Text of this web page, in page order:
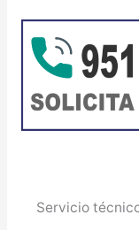
Servicio